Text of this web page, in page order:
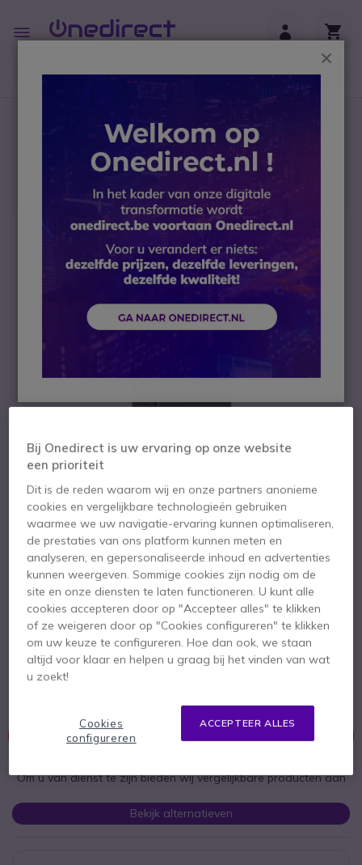
Toggle
Nav
btw)
Refurb Producten
PC’s en monitoren
HP EliteDesk 800 G1 SFF Refurbished
HP EliteDesk 800 G1
SFF Refurbished
SKU HPED800G1R // Referentie fabrikant: A317788
Efficiënte desktopcomputer
Dit product wordt niet meer geproduceerd.
Om u van dienst te zijn bieden wij vergelijkbare producten aan
Bekijk alternatieven
Ga naar het einde van de afbeeldingen-gallerij
Ga naar het begin van de afbeeldingen-gallerij
Bij Onedirect is uw ervaring op onze website
een prioriteit
Dit is de reden waarom wij en onze partners anonieme
cookies en vergelijkbare technologieën gebruiken
waarmee we uw navigatie-ervaring kunnen optimaliseren,
de prestaties van ons platform kunnen meten en
analyseren, en gepersonaliseerde inhoud en advertenties
kunnen weergeven. Sommige cookies zijn nodig om de
site en onze diensten te laten functioneren. U kunt alle
cookies accepteren door op "Accepteer alles" te klikken
of ze weigeren door op "Cookies configureren" te klikken
om uw keuze te configureren. Hoe dan ook, we staan
altijd voor klaar en helpen u graag bij het vinden van wat
u zoekt!
ACCEPTEER ALLES
Cookies
configureren